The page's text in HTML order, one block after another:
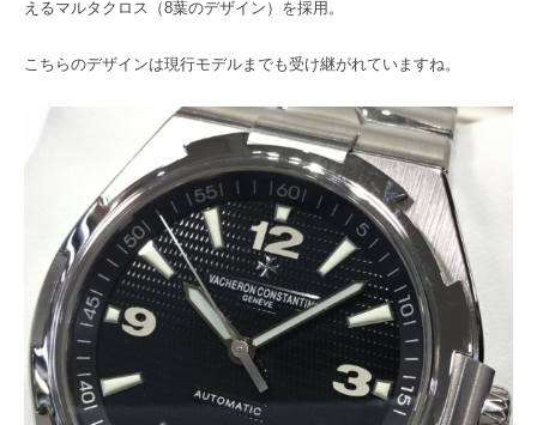
えるマルタクロス（8葉のデザイン）を採用。
こちらのデザインは現行モデルまでも受け継がれていますね。